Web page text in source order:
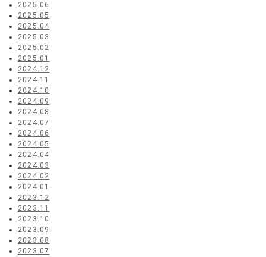
2025.06
2025.05
2025.04
2025.03
2025.02
2025.01
2024.12
2024.11
2024.10
2024.09
2024.08
2024.07
2024.06
2024.05
2024.04
2024.03
2024.02
2024.01
2023.12
2023.11
2023.10
2023.09
2023.08
2023.07